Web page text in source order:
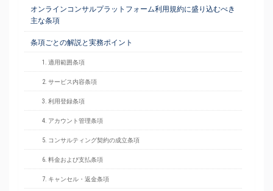
オンラインコンサルプラットフォーム利用規約に盛り込むべき
主な条項
条項ごとの解説と実務ポイント
1. 適用範囲条項
2. サービス内容条項
3. 利用登録条項
4. アカウント管理条項
5. コンサルティング契約の成立条項
6. 料金および支払条項
7. キャンセル・返金条項